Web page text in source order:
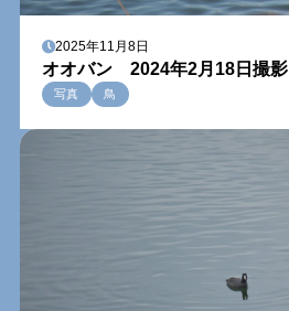
2025年11月8日
オオバン 2024年2月18日撮影
写真 鳥